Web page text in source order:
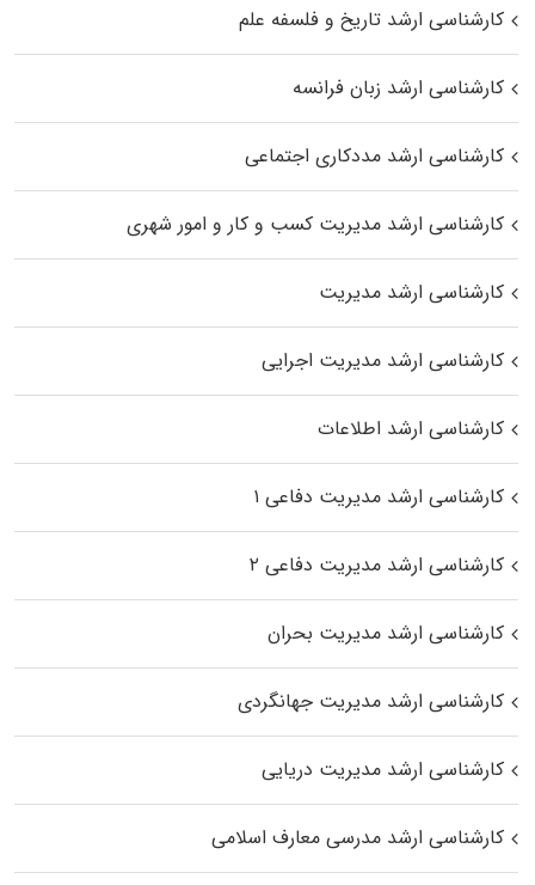
کارشناسی ارشد تاریخ و فلسفه علم
کارشناسی ارشد زبان فرانسه
کارشناسی ارشد مددکاری اجتماعی
کارشناسی ارشد مدیریت کسب و کار و امور شهری
کارشناسی ارشد مدیریت
کارشناسی ارشد مدیریت اجرایی
کارشناسی ارشد اطلاعات
کارشناسی ارشد مدیریت دفاعی ۱
کارشناسی ارشد مدیریت دفاعی ۲
کارشناسی ارشد مدیریت بحران
کارشناسی ارشد مدیریت جهانگردی
کارشناسی ارشد مدیریت دریایی
کارشناسی ارشد مدرسی معارف اسلامی